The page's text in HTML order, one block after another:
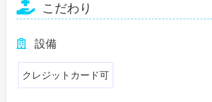
こだわり
設備
クレジットカード可